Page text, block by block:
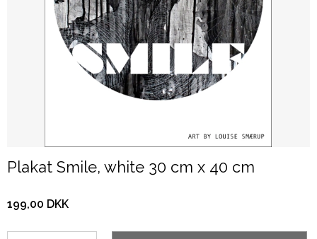
Plakat Smile, white 30 cm x 40 cm
199,00 DKK